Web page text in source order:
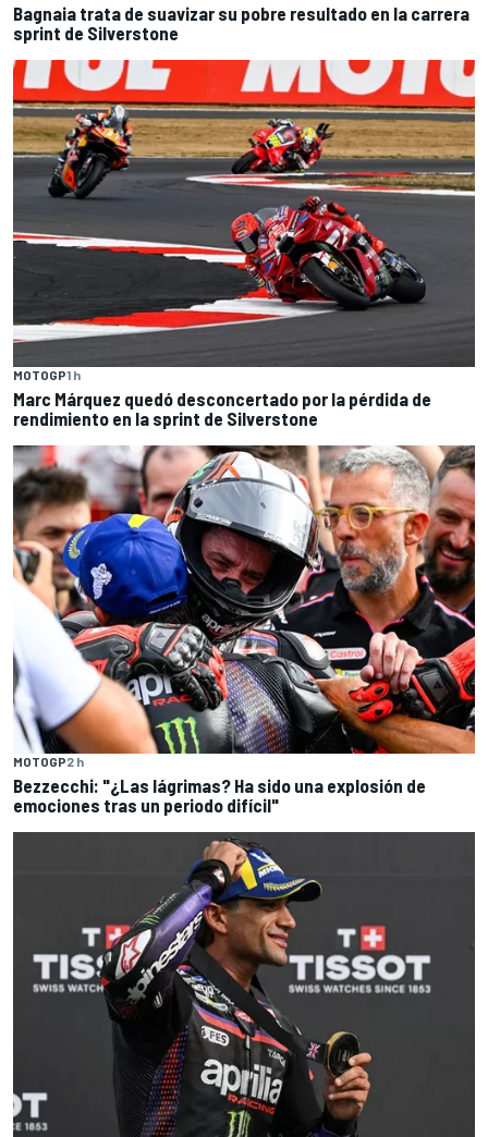
Bagnaia trata de suavizar su pobre resultado en la carrera
sprint de Silverstone
MOTOGP1 h
Marc Márquez quedó desconcertado por la pérdida de
rendimiento en la sprint de Silverstone
MOTOGP2 h
Bezzecchi: "¿Las lágrimas? Ha sido una explosión de
emociones tras un periodo difícil"